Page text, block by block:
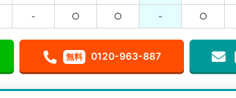
- ○ ○ - ○
無料 0120-963-887